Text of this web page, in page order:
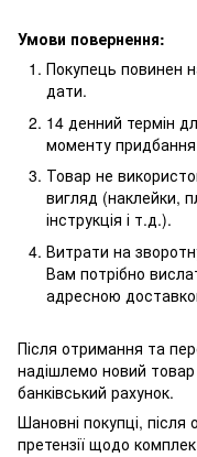
Умови повернення:
Покупець повинен
дати.
14 денний термін
моменту
Товар не
вигляд (наклейки,
інструкція і т.д.).
Витрати на
Вам потрібно
адресною
Після отримання та
надішлемо новий
банківський рахунок.
Шановні покупці,
претензії щодо